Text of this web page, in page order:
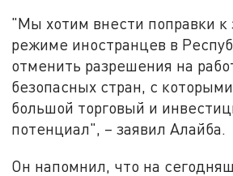
"Мы хотим внести поправки к
режиме иностранцев в
отменить разрешения на
безопасных стран, с
большой торговый и
потенциал", – заявил Алайба.
Он напомнил, что на